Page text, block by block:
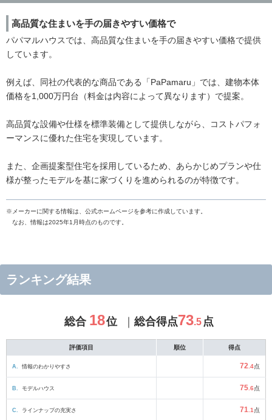
高品質な住まいを手の届きやすい価格で
パパマルハウスでは、高品質な住まいを手の届きやすい価格で提供
しています。
例えば、同社の代表的な商品である「PaPamaru」では、建物本体
価格を1,000万円台（料金は内容によって異なります）で提案。
高品質な設備や仕様を標準装備として提供しながら、コストパフォ
ーマンスに優れた住宅を実現しています。
また、企画提案型住宅を採用しているため、あらかじめプランや仕
様が整ったモデルを基に家づくりを進められるのが特徴です。
※メーカーに関する情報は、公式ホームページを参考に作成しています。
なお、情報は2025年1月時点のものです。
ランキング結果
総合 18位 総合得点73.5 点
評価項目 順位 得点
A. 情報のわかりやすさ 72 .4点
B. モデルハウス 75 .6点
C. ラインナップの充実さ 71 .1 点